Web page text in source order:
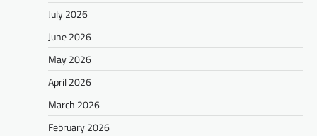
July 2026
June 2026
May 2026
April 2026
March 2026
February 2026